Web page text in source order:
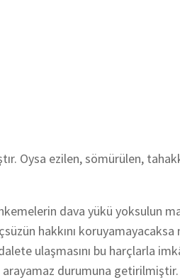
Oysa ezilen, sömürülen,
dava yükü yoksulun
hakkını koruyamayacaksa
ulaşmasını bu harçlarla
durumuna getirilmiştir.